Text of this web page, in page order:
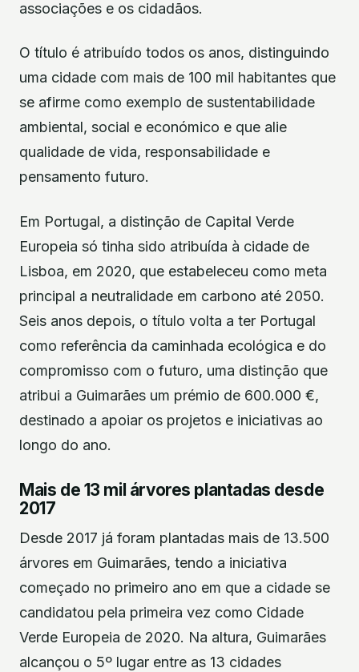
associações e os cidadãos.
O título é atribuído todos os anos, distinguindo
uma cidade com mais de 100 mil habitantes que
se afirme como exemplo de sustentabilidade
ambiental, social e económico e que alie
qualidade de vida, responsabilidade e
pensamento futuro.
Em Portugal, a distinção de Capital Verde
Europeia só tinha sido atribuída à cidade de
Lisboa, em 2020, que estabeleceu como meta
principal a neutralidade em carbono até 2050.
Seis anos depois, o título volta a ter Portugal
como referência da caminhada ecológica e do
compromisso com o futuro, uma distinção que
atribui a Guimarães um prémio de 600.000 €,
destinado a apoiar os projetos e iniciativas ao
longo do ano.
Mais de 13 mil árvores plantadas desde
2017
Desde 2017 já foram plantadas mais de 13.500
árvores em Guimarães, tendo a iniciativa
começado no primeiro ano em que a cidade se
candidatou pela primeira vez como Cidade
Verde Europeia de 2020. Na altura, Guimarães
alcançou o 5º lugar entre as 13 cidades